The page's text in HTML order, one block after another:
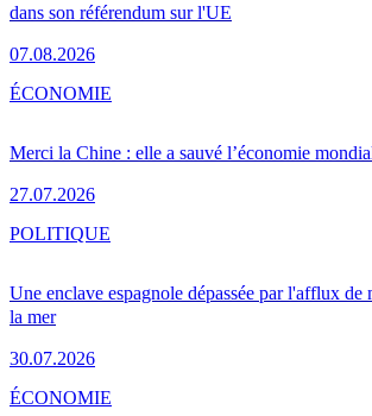
dans son référendum sur l'UE
07.08.2026
Merci la Chine : elle a sauvé l’économie
27.07.2026
ÉCONOMIE
Une enclave espagnole dépassée par l'afflux de
la mer
30.07.2026
POLITIQUE
ÉCONOMIE